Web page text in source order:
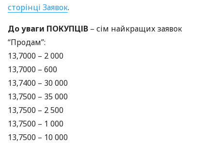
сторінці Заявок.
До уваги ПОКУПЦІВ – сім найкращих заявок
“Продам”:
13,7000 – 2 000
13,7000 – 600
13,7400 – 30 000
13,7500 – 35 000
13,7500 – 2 500
13,7500 – 1 000
13,7500 – 10 000